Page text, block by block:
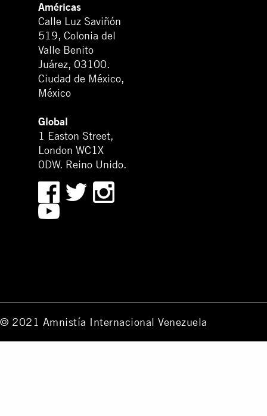
Américas
Calle Luz Saviñón
519, Colonia del
Valle Benito
Juárez, 03100.
Ciudad de México,
México
Global
1 Easton Street,
London WC1X
0DW. Reino Unido.
© 2021 Amnistía Internacional Venezuela